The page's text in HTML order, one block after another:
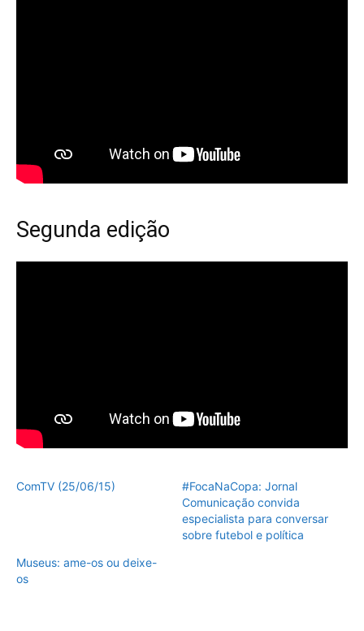
Segunda edição
ComTV (25/06/15)
#FocaNaCopa: Jornal
Comunicação convida
especialista para conversar
sobre futebol e política
Museus: ame-os ou deixe-
os